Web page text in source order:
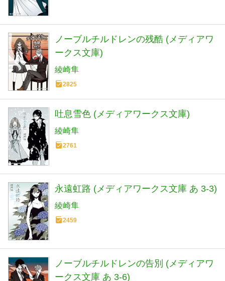
ノーブルチルドレンの残酷 (メディアワ
ークス文庫)
綾崎隼
2825
吐息雪色 (メディアワークス文庫)
綾崎隼
2761
永遠虹路 (メディアワークス文庫 あ 3-3)
綾崎隼
2459
ノーブルチルドレンの告別 (メディアワ
ークス文庫 あ 3-6)